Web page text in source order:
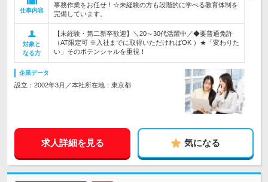
仕事内容
事務作業をお任せ！☆未経験の方も段階的に学べる教育体制を
完備しています。
対象と
なる方
【未経験・第二新卒歓迎】＼20～30代活躍中／◆要普通免許
（AT限定可 ※入社までに取得いただければOK ）★「変わりた
い」そのポテンシャルを重視！
企業データ
設立：2002年3月／本社所在地：東京都
求人詳細を見る 気になる